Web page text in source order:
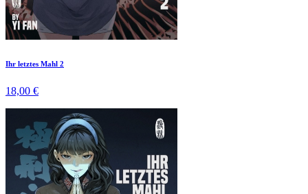
Ihr letztes Mahl 2
18,00 €